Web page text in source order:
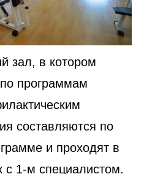
зал, в котором
программам
составляются по
и проходят в
с 1-м специалистом.